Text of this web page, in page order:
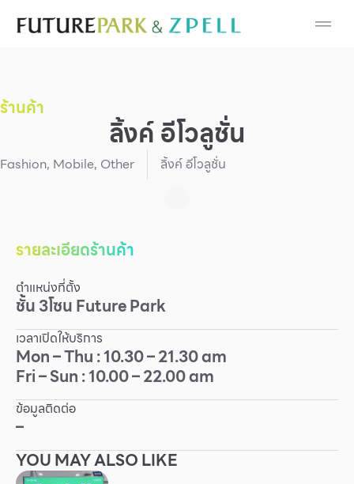
Cosmetic
Fashion
Gold & Jewelry
IT
Mobile
Other
Service
ร้านค้า
ลิ้งค์ อีโวลูชั่น
Fashion, Mobile, Other ลิ้งค์ อีโวลูชั่น
รายละเอียดร้านค้า
ตำแหน่งที่ตั้ง
ชั้น3โซนFuture Park
เวลาเปิดให้บริการ
Mon – Thu : 10.30 – 21.30 am
Fri – Sun : 10.00 – 22.00 am
ข้อมูลติดต่อ
–
YOU MAY ALSO LIKE